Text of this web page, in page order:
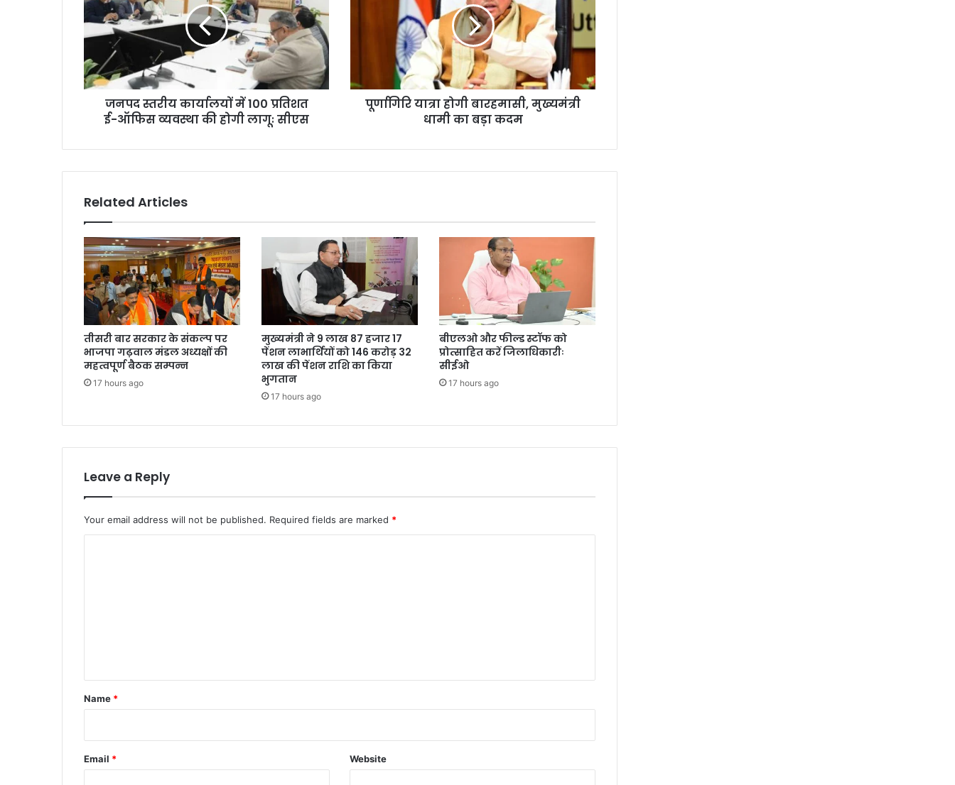
जनपद स्तरीय कार्यालयों में 100 प्रतिशत
ई-ऑफिस व्यवस्था की होगी लागूः सीएस
पूर्णागिरि यात्रा होगी बारहमासी, मुख्यमंत्री
धामी का बड़ा कदम
Related Articles
तीसरी बार सरकार के संकल्प पर
भाजपा गढ़वाल मंडल अध्यक्षों की
महत्वपूर्ण बैठक सम्पन्न
17 hours ago
मुख्यमंत्री ने 9 लाख 87 हजार 17
पेंशन लाभार्थियों को 146 करोड़ 32
लाख की पेंशन राशि का किया
भुगतान
17 hours ago
बीएलओ और फील्ड स्टॉफ को
प्रोत्साहित करें जिलाधिकारीः
सीईओ
17 hours ago
Leave a Reply
Your email address will not be published. Required fields are marked *
*
Name *
Email * Website